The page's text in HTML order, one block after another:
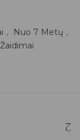
, Nuo 7 Metų ,